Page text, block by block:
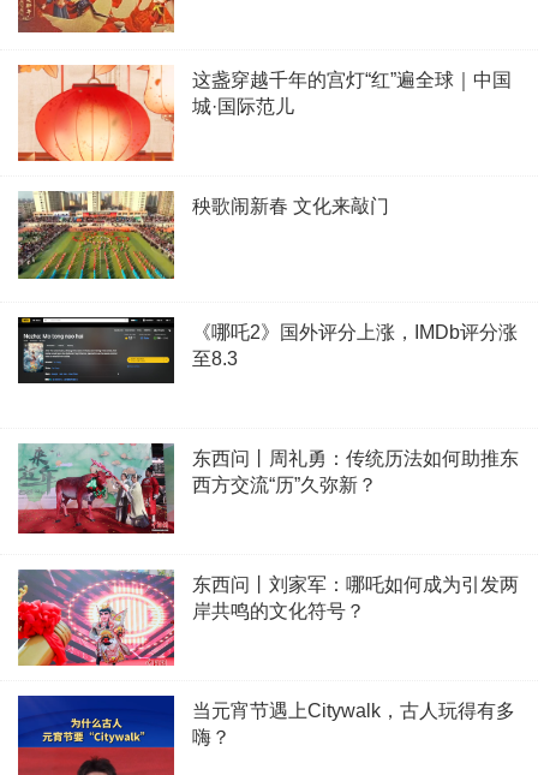
这盏穿越千年的宫灯“红”遍全球｜中国
城·国际范儿
秧歌闹新春 文化来敲门
《哪吒2》国外评分上涨，IMDb评分涨
至8.3
东西问丨周礼勇：传统历法如何助推东
西方交流“历”久弥新？
东西问丨刘家军：哪吒如何成为引发两
岸共鸣的文化符号？
当元宵节遇上Citywalk，古人玩得有多
嗨？